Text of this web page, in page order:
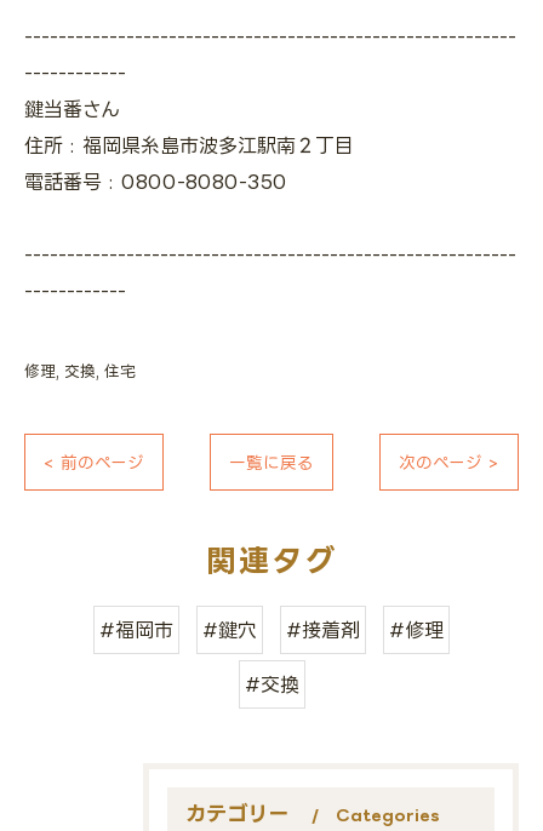
----------------------------------------------------------
------------
鍵当番さん
住所 : 福岡県糸島市波多江駅南２丁目
電話番号 : 0800-8080-350
----------------------------------------------------------
------------
修理 交換 住宅
< 前のページ 一覧に戻る 次のページ >
関連タグ
#福岡市 #鍵穴 #接着剤 #修理
#交換
カテゴリー Categories